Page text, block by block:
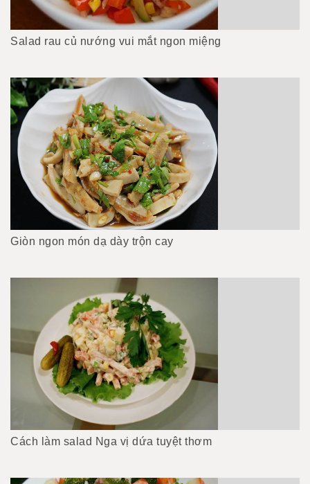
Salad rau củ nướng vui mắt ngon miệng
Giòn ngon món dạ dày trộn cay
Cách làm salad Nga vị dứa tuyệt thơm